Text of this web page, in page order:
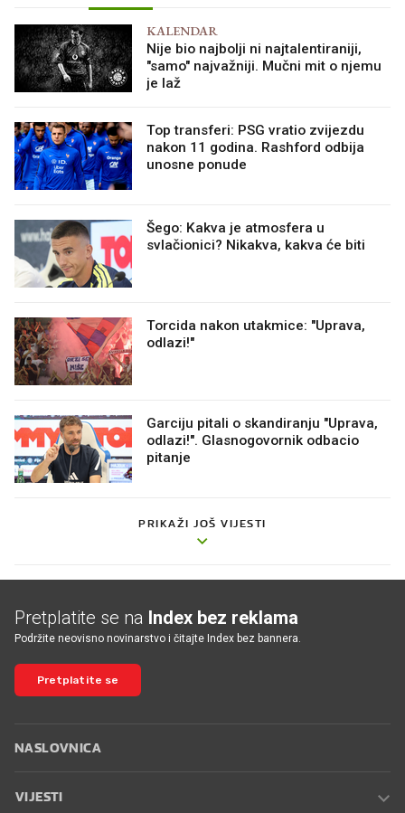
KALENDAR
Nije bio najbolji ni najtalentiraniji,
"samo" najvažniji. Mučni mit o njemu
je laž
Top transferi: PSG vratio zvijezdu
nakon 11 godina. Rashford odbija
unosne ponude
Šego: Kakva je atmosfera u
svlačionici? Nikakva, kakva će biti
Torcida nakon utakmice: "Uprava,
odlazi!"
Garciju pitali o skandiranju "Uprava,
odlazi!". Glasnogovornik odbacio
pitanje
PRIKAŽI JOŠ VIJESTI
Pretplatite se na Index bez reklama
Podržite neovisno novinarstvo i čitajte Index bez bannera.
Pretplatite se
NASLOVNICA
VIJESTI